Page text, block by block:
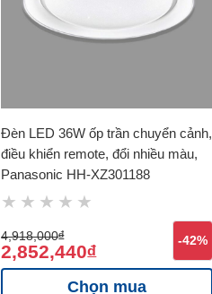
Đèn LED 36W ốp trần chuyển cảnh,
điều khiển remote, đổi nhiều màu,
Panasonic HH-XZ301188
4,918,000đ
2,852,440đ
-42%
Chọn mua